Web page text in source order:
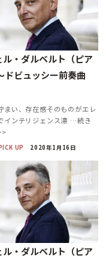
ル・ダルベルト（ピア
ドビュッシー前奏曲
まい、存在感そのものがエレ
インテリジェンス漂 …続き
UP 2020年1月16日
ル・ダルベルト（ピア